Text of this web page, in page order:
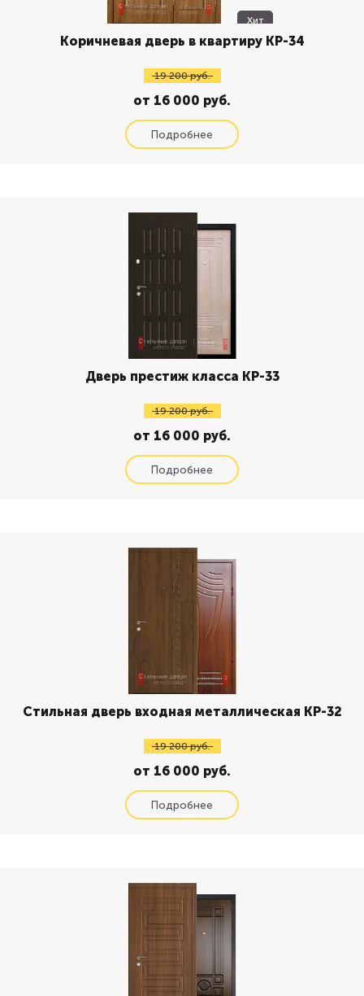
Хит
Коричневая дверь в квартиру КР-34
19 200 руб.
от 16 000 руб.
Дверь престиж класса КР-33
19 200 руб.
от 16 000 руб.
Стильная дверь входная металлическая КР-32
19 200 руб.
от 16 000 руб.